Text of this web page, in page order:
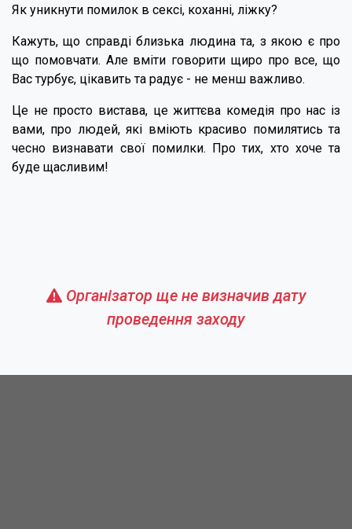
Як уникнути помилок в сексі, коханні, ліжку?
Кажуть, що справді близька людина та, з якою є про
що помовчати. Але вміти говорити щиро про все, що
Вас турбує, цікавить та радує - не менш важливо.
Це не просто вистава, це життєва комедія про нас із
вами, про людей, які вміють красиво помилятись та
чесно визнавати свої помилки. Про тих, хто хоче та
буде щасливим!
Організатор ще не визначив дату
проведення заходу